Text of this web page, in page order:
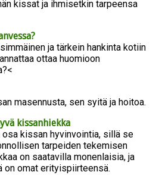
kissat ja ihmisetkin tarpeensa
ja tärkein hankinta kotiin
ottaa huomioon
masennusta, sen syitä ja hoitoa.
kissanhiekka
osa kissan hyvinvointia, sillä se
tarpeiden tekemisen
on saatavilla monenlaisia, ja
on omat erityispiirteensä.